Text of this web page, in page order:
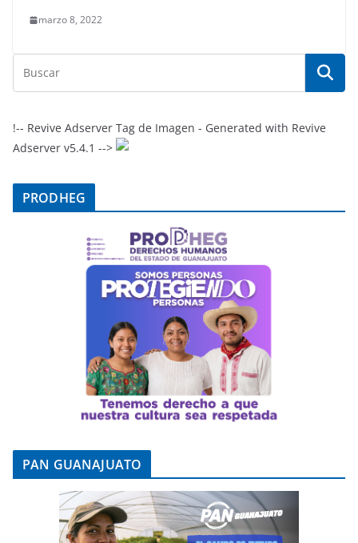
marzo 8, 2022
!-- Revive Adserver Tag de Imagen - Generated with Revive
Adserver v5.4.1 -->
PRODHEG
PAN GUANAJUATO